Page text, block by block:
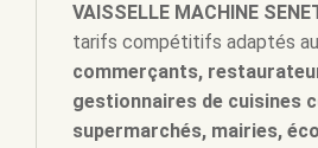
VAISSELLE MACHINE
tarifs compétitifs adaptés
commerçants,
gestionnaires de cuisines
supermarchés, mairies,